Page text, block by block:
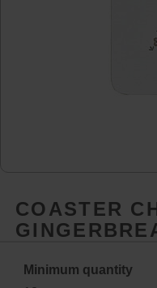
COASTER
Minimum quantity